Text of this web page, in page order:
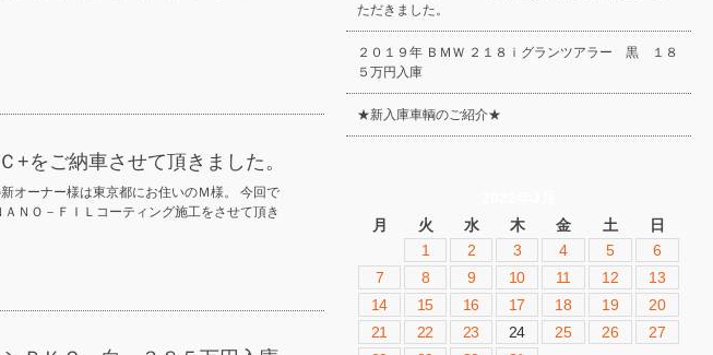
+をご納車させて頂きました。
オーナー様は東京都にお住いのＭ様。 今回で
ＮＯ－ＦＩＬコーティング施工をさせて頂き
ただきました。
２０１９年 ＢＭＷ ２１８ｉグランツアラー 黒 １８
５万円入庫
★新入庫車輌のご紹介★
月
火 水 木 金 土
日
1
2 3 4 5
6
7
8 9 10 11 12
13
14
15 16 17 18 19
20
21
22 23 24 25 26
27